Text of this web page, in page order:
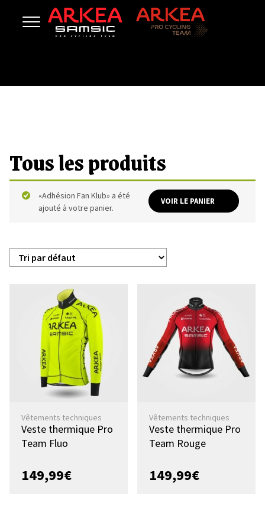
Tous les produits
VOIR LE PANIER
«Adhésion Fan Klub» a été
ajouté à votre panier.
Vêtements techniques
Veste thermique Pro
Team Fluo
149,99€
Vêtements techniques
Veste thermique Pro
Team Rouge
149,99€